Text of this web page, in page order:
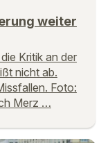
weiter
Kritik an der
nicht ab.
Foto:
Merz …